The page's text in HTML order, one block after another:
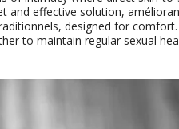
and effective solution,
designed for comfort.
to maintain regular sexual